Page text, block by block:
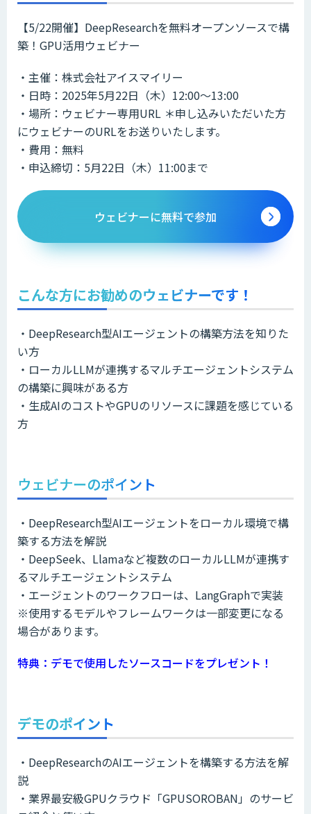
【5/22開催】DeepResearchを無料オープンソースで構
築！GPU活用ウェビナー​​
・主催：株式会社アイスマイリー
・日時：2025年5月22日（木）12:00～13:00
・場所：ウェビナー専用URL ＊申し込みいただいた方
にウェビナーのURLをお送りいたします。
・費用：無料
・申込締切：5月22日（木）11:00まで
ウェビナーに無料で参加
こんな方にお勧めのウェビナーです！
​・DeepResearch型AIエージェントの構築方法を知りた
い方​
・ローカルLLMが連携するマルチエージェントシステム
の構築に興味がある方​
・生成AIのコストやGPUのリソースに課題を感じている
方
ウェビナーのポイント
​・DeepResearch型AIエージェントをローカル環境で構
築する方法を解説
​・DeepSeek、Llamaなど複数のローカルLLMが連携す
るマルチエージェントシステム​
・エージェントのワークフローは、LangGraphで実装
​※使用するモデルやフレームワークは一部変更になる
場合があります。​
特典：デモで使用したソースコードをプレゼント！
デモのポイント
​・DeepResearchのAIエージェントを構築する方法を解
説​
・業界最安級GPUクラウド「GPUSOROBAN」のサービ